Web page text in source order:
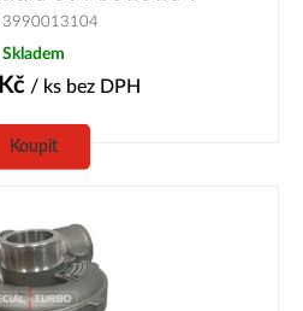
3990013104
Skladem
Kč/ ks bez DPH
Koupit